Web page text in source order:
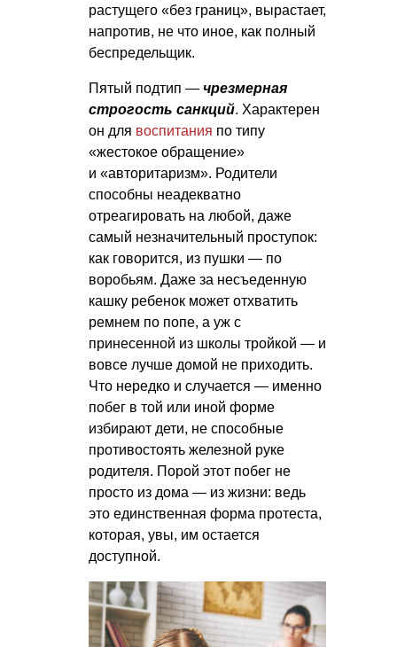
растущего «без границ», вырастает,
напротив, не что иное, как полный
беспредельщик.
Пятый подтип — чрезмерная
строгость санкций. Характерен
он для воспитания по типу
«жестокое обращение»
и «авторитаризм». Родители
способны неадекватно
отреагировать на любой, даже
самый незначительный проступок:
как говорится, из пушки — по
воробьям. Даже за несъеденную
кашку ребенок может отхватить
ремнем по попе, а уж с
принесенной из школы тройкой — и
вовсе лучше домой не приходить.
Что нередко и случается — именно
побег в той или иной форме
избирают дети, не способные
противостоять железной руке
родителя. Порой этот побег не
просто из дома — из жизни: ведь
это единственная форма протеста,
которая, увы, им остается
доступной.